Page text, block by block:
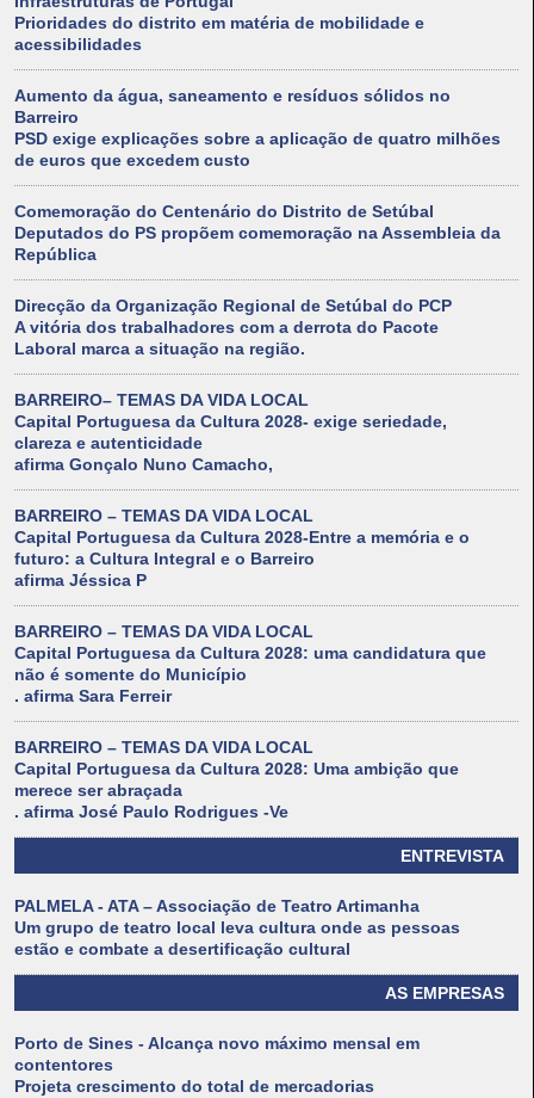
Prioridades do distrito em matéria de mobilidade e
acessibilidades
Aumento da água, saneamento e resíduos sólidos no
Barreiro
PSD exige explicações sobre a aplicação de quatro milhões
de euros que excedem custo
Comemoração do Centenário do Distrito de Setúbal
Deputados do PS propõem comemoração na Assembleia da
República
Direcção da Organização Regional de Setúbal do PCP
A vitória dos trabalhadores com a derrota do Pacote
Laboral marca a situação na região.
BARREIRO– TEMAS DA VIDA LOCAL
Capital Portuguesa da Cultura 2028- exige seriedade,
clareza e autenticidade
afirma Gonçalo Nuno Camacho,
BARREIRO – TEMAS DA VIDA LOCAL
Capital Portuguesa da Cultura 2028-Entre a memória e o
futuro: a Cultura Integral e o Barreiro
afirma Jéssica P
BARREIRO – TEMAS DA VIDA LOCAL
Capital Portuguesa da Cultura 2028: uma candidatura que
não é somente do Município
. afirma Sara Ferreir
BARREIRO – TEMAS DA VIDA LOCAL
Capital Portuguesa da Cultura 2028: Uma ambição que
merece ser abraçada
. afirma José Paulo Rodrigues -Ve
ENTREVISTA
PALMELA - ATA – Associação de Teatro Artimanha
Um grupo de teatro local leva cultura onde as pessoas
estão e combate a desertificação cultural
AS EMPRESAS
Porto de Sines - Alcança novo máximo mensal em
contentores
Projeta crescimento do total de mercadorias